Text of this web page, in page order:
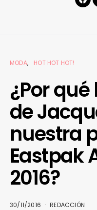
MODA HOT HOT HOT!
¿Por
de
nuestra
Eastpak
2016?
30/11/2016 REDACCIÓN